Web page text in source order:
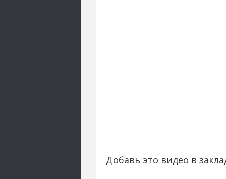
Добавь это видео в